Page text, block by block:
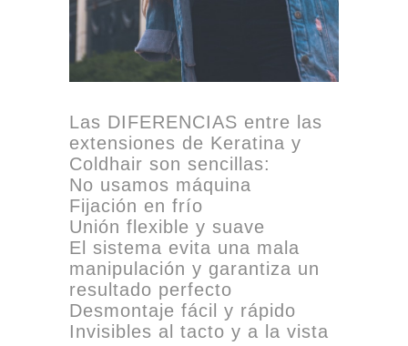
Las DIFERENCIAS entre las
extensiones de Keratina y
Coldhair son sencillas:
No usamos máquina
Fijación en frío
Unión flexible y suave
El sistema evita una mala
manipulación y garantiza un
resultado perfecto
Desmontaje fácil y rápido
Invisibles al tacto y a la vista